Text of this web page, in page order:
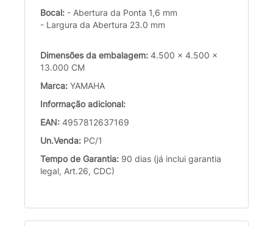
Bocal: - Abertura da Ponta 1,6 mm
- Largura da Abertura 23.0 mm
Dimensões da embalagem: 4.500 x 4.500 x
13.000 CM
Marca: YAMAHA
Informação adicional:
EAN: 4957812637169
Un.Venda: PC/1
Tempo de Garantia: 90 dias (já inclui garantia
legal, Art.26, CDC)